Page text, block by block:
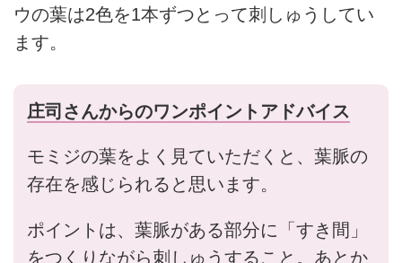
ウの葉は2色を1本ずつとって刺しゅうしてい
ます。
庄司さんからのワンポイントアドバイス
モミジの葉をよく見ていただくと、葉脈の
存在を感じられると思います。
ポイントは、葉脈がある部分に「すき間」
をつくりながら刺しゅうすること。あとか